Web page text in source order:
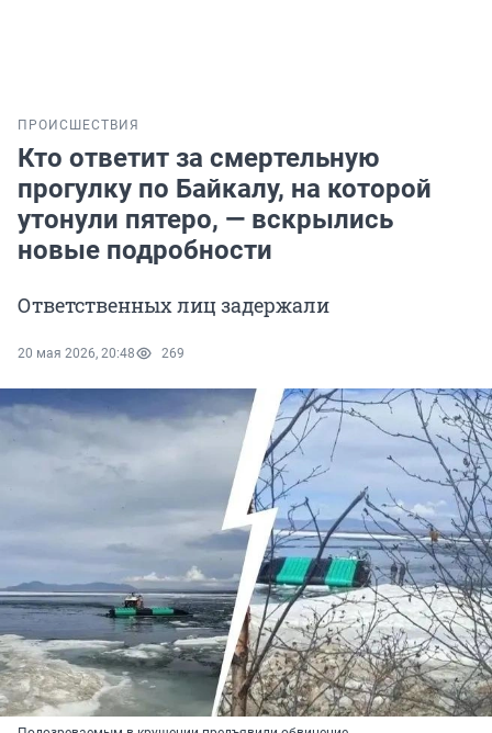
ПРОИСШЕСТВИЯ
Кто ответит за смертельную
прогулку по Байкалу, на которой
утонули пятеро, — вскрылись
новые подробности
Ответственных лиц задержали
20 мая 2026, 20:48 269